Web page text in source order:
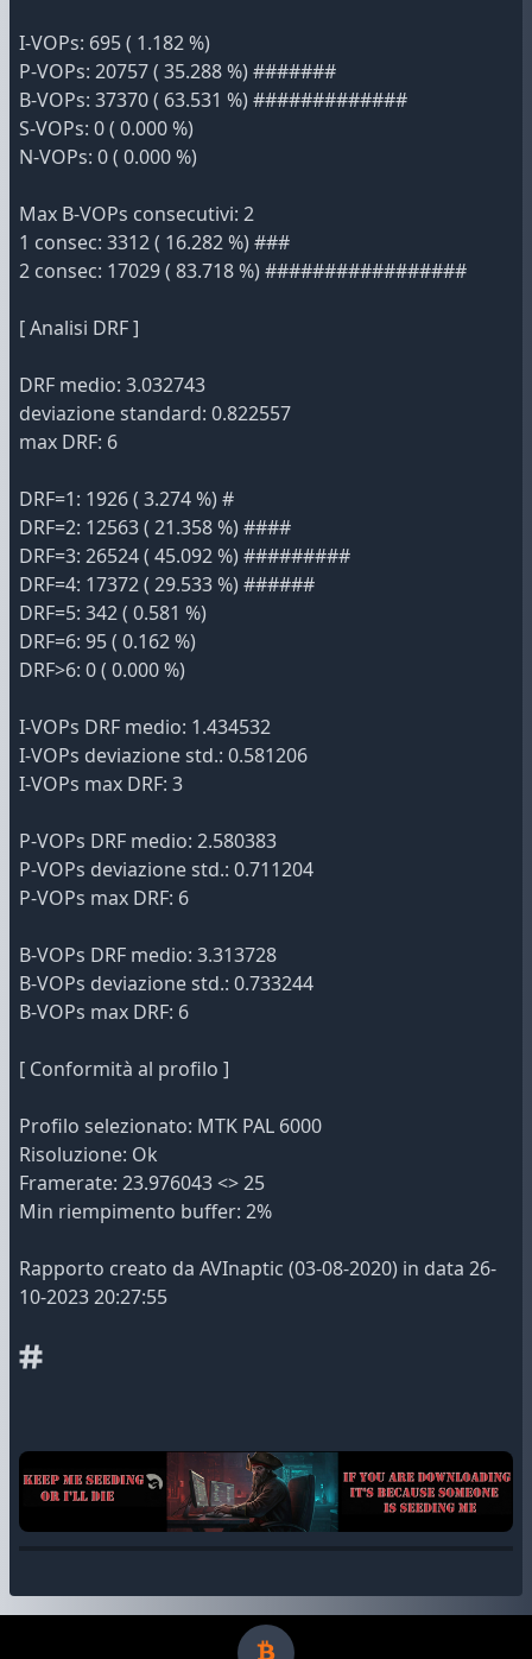
I-VOPs: 695 ( 1.182 %)
P-VOPs: 20757 ( 35.288 %) #######
B-VOPs: 37370 ( 63.531 %) #############
S-VOPs: 0 ( 0.000 %)
N-VOPs: 0 ( 0.000 %)
Max B-VOPs consecutivi: 2
1 consec: 3312 ( 16.282 %) ###
2 consec: 17029 ( 83.718 %) #################
[ Analisi DRF ]
DRF medio: 3.032743
deviazione standard: 0.822557
max DRF: 6
DRF=1: 1926 ( 3.274 %) #
DRF=2: 12563 ( 21.358 %) ####
DRF=3: 26524 ( 45.092 %) #########
DRF=4: 17372 ( 29.533 %) ######
DRF=5: 342 ( 0.581 %)
DRF=6: 95 ( 0.162 %)
DRF>6: 0 ( 0.000 %)
I-VOPs DRF medio: 1.434532
I-VOPs deviazione std.: 0.581206
I-VOPs max DRF: 3
P-VOPs DRF medio: 2.580383
P-VOPs deviazione std.: 0.711204
P-VOPs max DRF: 6
B-VOPs DRF medio: 3.313728
B-VOPs deviazione std.: 0.733244
B-VOPs max DRF: 6
[ Conformità al profilo ]
Profilo selezionato: MTK PAL 6000
Risoluzione: Ok
Framerate: 23.976043 <> 25
Min riempimento buffer: 2%
Rapporto creato da AVInaptic (03-08-2020) in data 26-
10-2023 20:27:55